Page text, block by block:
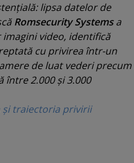
lipsa datelor de
Romsecurity Systemsa
video, identifică
cu privirea într-un
de luat vederi precum
2.000 şi 3.000
şi traiectoria privirii